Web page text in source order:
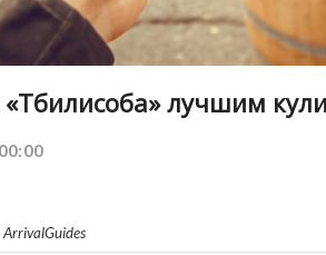
лучшим